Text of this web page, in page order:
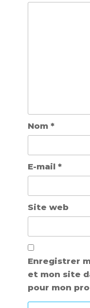
Nom *
E-mail *
Site web
Enregistrer
et mon site
pour mon